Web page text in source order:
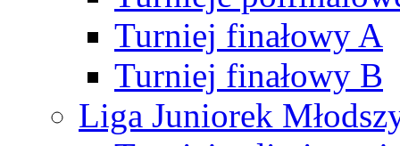
Turniej finałowy A
Turniej finałowy B
Liga Juniorek